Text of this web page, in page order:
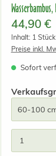
Regulärer
44,90 €
Inhalt: 1 Stück
Preise inkl.
Sofort